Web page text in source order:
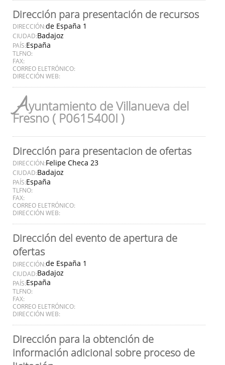
Dirección para presentación de recursos
DIRECCIÓN:de España 1
CIUDAD:Badajoz
PAÍS:España
TLFNO:
FAX:
CORREO ELETRÓNICO:
DIRECCIÓN WEB:
Ayuntamiento de Villanueva del
Fresno ( P0615400I )
Dirección para presentacion de ofertas
DIRECCIÓN:Felipe Checa 23
CIUDAD:Badajoz
PAÍS:España
TLFNO:
FAX:
CORREO ELETRÓNICO:
DIRECCIÓN WEB:
Dirección del evento de apertura de
ofertas
DIRECCIÓN:de España 1
CIUDAD:Badajoz
PAÍS:España
TLFNO:
FAX:
CORREO ELETRÓNICO:
DIRECCIÓN WEB:
Dirección para la obtención de
información adicional sobre proceso de